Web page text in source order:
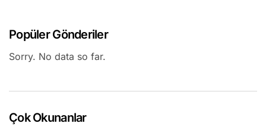
Popüler Gönderiler
Sorry. No data so far.
Çok Okunanlar